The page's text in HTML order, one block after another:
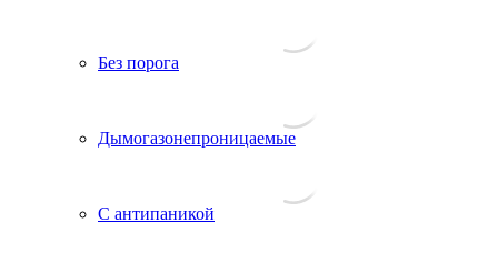
Без порога
Дымогазонепроницаемые
С антипаникой